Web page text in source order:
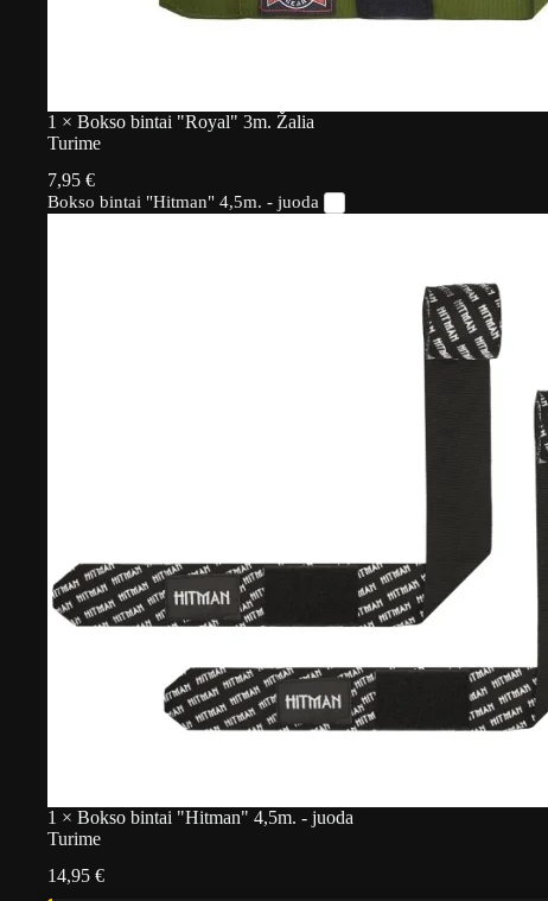
1 × Bokso bintai "Royal" 3m. Žalia
Turime
7,95 €
Bokso bintai "Hitman" 4,5m. - juoda
1 × Bokso bintai "Hitman" 4,5m. - juoda
Turime
14,95 €